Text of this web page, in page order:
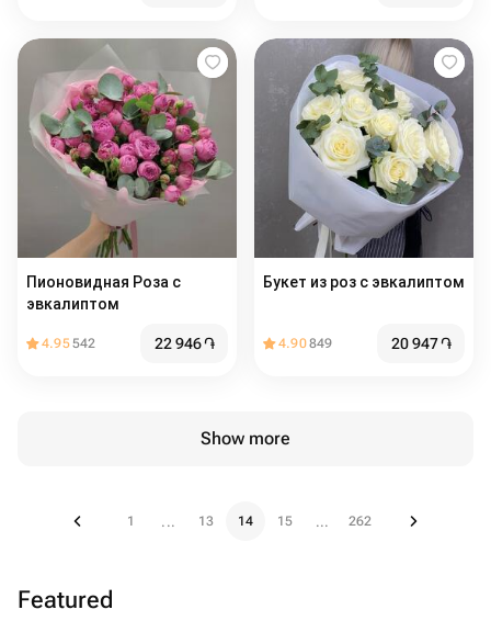
Пионовидная Роза с
эвкалиптом
4.95542 22 946֏
Букет из роз с эвкалиптом
4.90849 20 947֏
Show more
1 ... 13 14 15 ... 262
Featured